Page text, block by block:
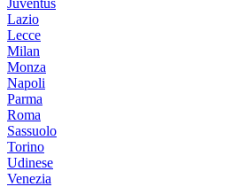
Juventus
Lazio
Lecce
Milan
Monza
Napoli
Parma
Roma
Sassuolo
Torino
Udinese
Venezia